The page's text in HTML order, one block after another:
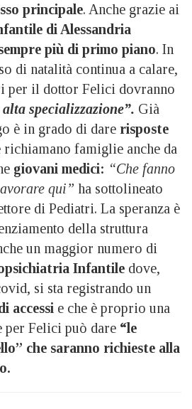
principale. Anche grazie ai
di Alessandria
più di primo piano. In
di natalità continua a calare,
per il dottor Felici dovranno
specializzazione”. Già
è in grado di dare risposte
richiamano famiglie anche da
giovani medici: “Che fanno
qui” ha sottolineato
di Pediatri. La speranza è
della struttura
un maggior numero di
Infantile dove,
si sta registrando un
accessi e che è proprio una
per Felici può dare “le
che saranno richieste alla